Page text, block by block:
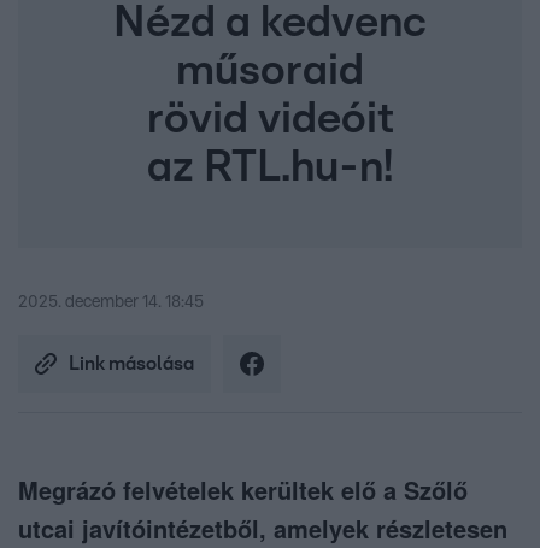
Nézd a kedvenc
műsoraid
rövid videóit
az RTL.hu-n!
2025. december 14. 18:45
Link másolása
Megrázó felvételek kerültek elő a Szőlő
utcai javítóintézetből, amelyek részletesen